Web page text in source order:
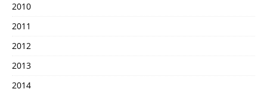
2010
2011
2012
2013
2014